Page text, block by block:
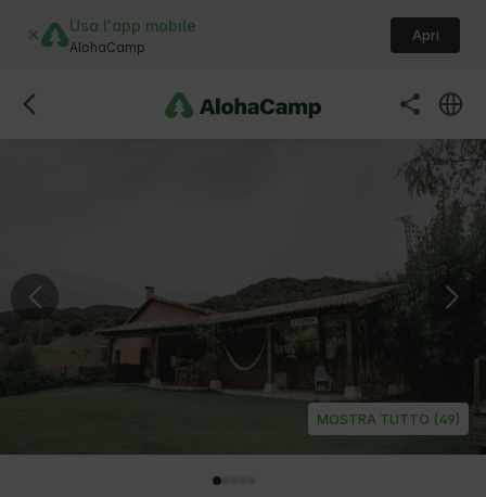
Usa l'app mobile
AlohaCamp
Apri
MOSTRA TUTTO (49)